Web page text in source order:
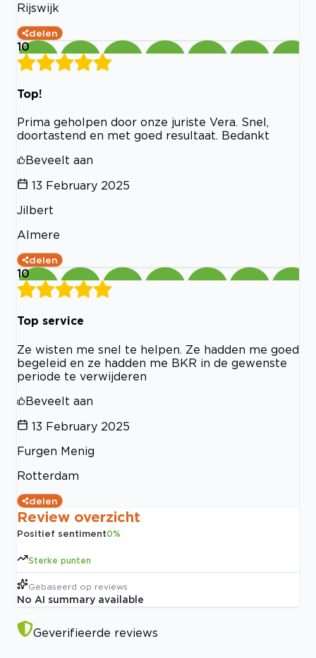
Rijswijk
delen
10
Top!
Prima geholpen door onze juriste Vera. Snel,
doortastend en met goed resultaat. Bedankt
Beveelt aan
13 February 2025
Jilbert
Almere
delen
10
Top service
Ze wisten me snel te helpen. Ze hadden me goed
begeleid en ze hadden me BKR in de gewenste
periode te verwijderen
Beveelt aan
13 February 2025
Furgen Menig
Rotterdam
delen
Review overzicht
Positief sentiment0%
Sterke punten
Gebaseerd op reviews
No AI summary available
Geverifieerde reviews